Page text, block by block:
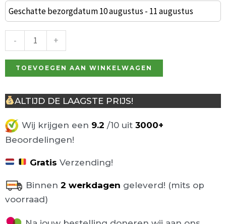
Geschatte bezorgdatum 10 augustus - 11 augustus
-
van
2
industriële
barkrukken
Ziggy
buitenkwaliteit
aantal
+
TOEVOEGEN AAN WINKELWAGEN
ALTIJD DE LAAGSTE PRIJS!
Wij krijgen een 9.2 /10 uit 3000+
Beoordelingen!
Gratis Verzending!
Binnen 2 werkdagen geleverd! (mits op
voorraad)